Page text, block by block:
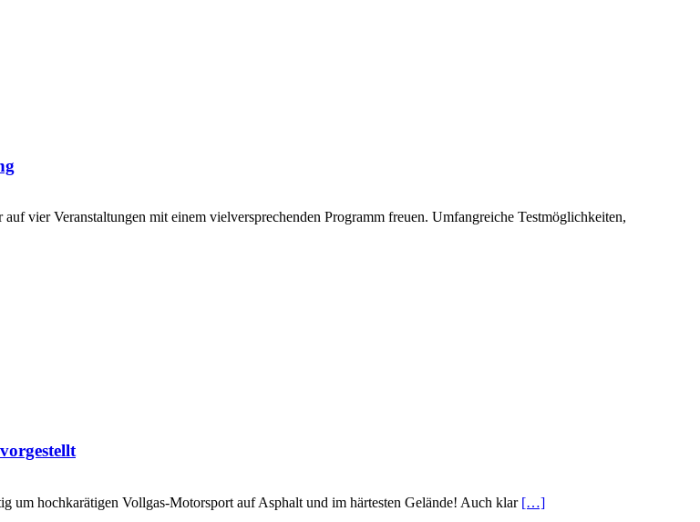
vier Veranstaltungen mit einem vielversprechenden Programm freuen. Umfangreiche Testmöglichkeiten,
um hochkarätigen Vollgas-Motorsport auf Asphalt und im härtesten Gelände! Auch klar […]